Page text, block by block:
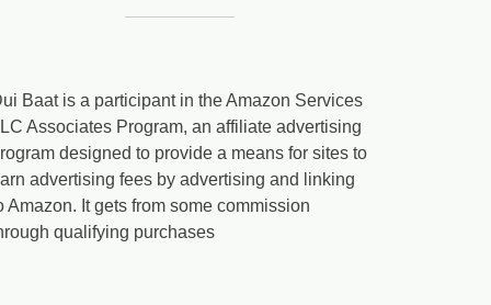
Baat is a participant in the Amazon Services
Associates Program, an affiliate advertising
designed to provide a means for sites to
advertising fees by advertising and linking
Amazon. It gets from some commission
qualifying purchases